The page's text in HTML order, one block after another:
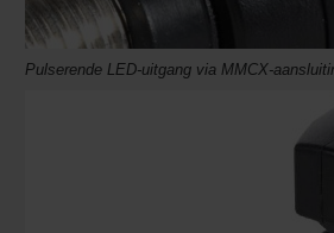
Pulserende LED-uitgang via MMCX-